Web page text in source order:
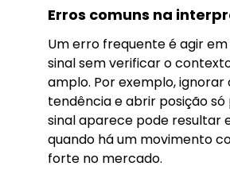
Erros comuns na
Um erro frequente é agir
sinal sem verificar o
amplo. Por exemplo, ignorar
tendência e abrir posição só
sinal aparece pode resultar
quando há um movimento
forte no mercado.